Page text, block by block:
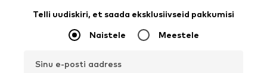
Telli uudiskiri, et saada eksklusiivseid pakkumisi
Naistele Meestele
Sinu e-posti aadress